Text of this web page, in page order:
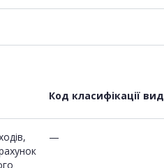
Код класифікації
—